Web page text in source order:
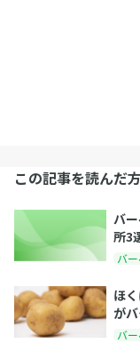
この記事を読んだ
バ
所3
バ
ほ
が
バ